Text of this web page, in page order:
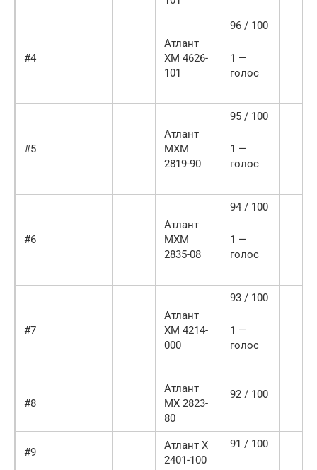
#4
Атлант
ХМ 4626-
101
96 / 100
1 —
голос
#5
Атлант
MXM
2819-90
95 / 100
1 —
голос
#6
Атлант
МХМ
2835-08
94 / 100
1 —
голос
#7
Атлант
ХМ 4214-
000
93 / 100
1 —
голос
#8
Атлант
МХ 2823-
80
92 / 100
#9
Атлант Х
2401-100
91 / 100